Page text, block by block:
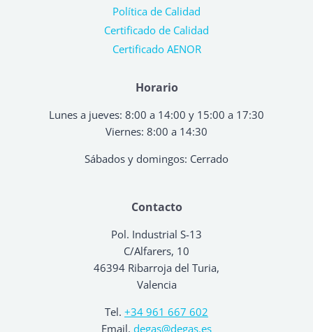
Contacto
Pol. Industrial S-13
C/Alfarers, 10
46394 Ribarroja del Turia,
Valencia
Tel. +34 961 667 602
Email. degas@degas.es
Horario
Lunes a jueves: 8:00 a 14:00 y 15:00 a 17:30
Viernes: 8:00 a 14:30
Sábados y domingos: Cerrado
Política de Calidad
Certificado de Calidad
Certificado AENOR